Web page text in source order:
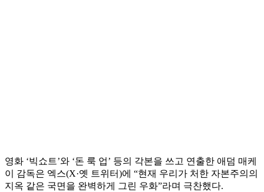
영화 ‘빅쇼트’와 ‘돈 룩 업’ 등의 각본을 쓰고 연출한 애덤 매케
이 감독은 엑스(X·옛 트위터)에 “현재 우리가 처한 자본주의의
지옥 같은 국면을 완벽하게 그린 우화”라며 극찬했다.